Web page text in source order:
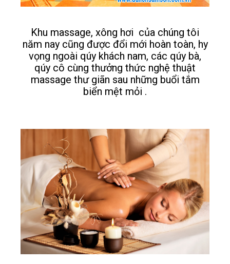
Khu massage, xông hơi của chúng tôi
năm nay cũng được đổi mới hoàn toàn, hy
vọng ngoài qúy khách nam, các qúy bà,
qúy cô cùng thưởng thức nghệ thuật
massage thư giãn sau những buổi tắm
biển mệt mỏi .